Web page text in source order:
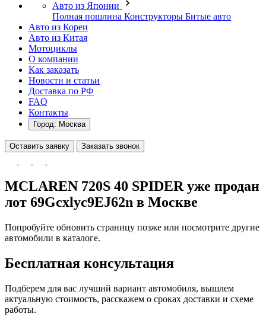
Авто из Японии
Полная пошлина Конструкторы Битые авто
Авто из Кореи
Авто из Китая
Мотоциклы
О компании
Как заказать
Новости и статьи
Доставка по РФ
FAQ
Контакты
Город: Москва
Оставить заявку Заказать звонок
MCLAREN 720S 40 SPIDER уже продан
лот 69Gcxlyc9EJ62n в Москве
Попробуйте обновить страницу позже или посмотрите другие
автомобили в каталоге.
Бесплатная консультация
Подберем для вас лучший вариант автомобиля, вышлем
актуальную стоимость, расскажем о сроках доставки и схеме
работы.